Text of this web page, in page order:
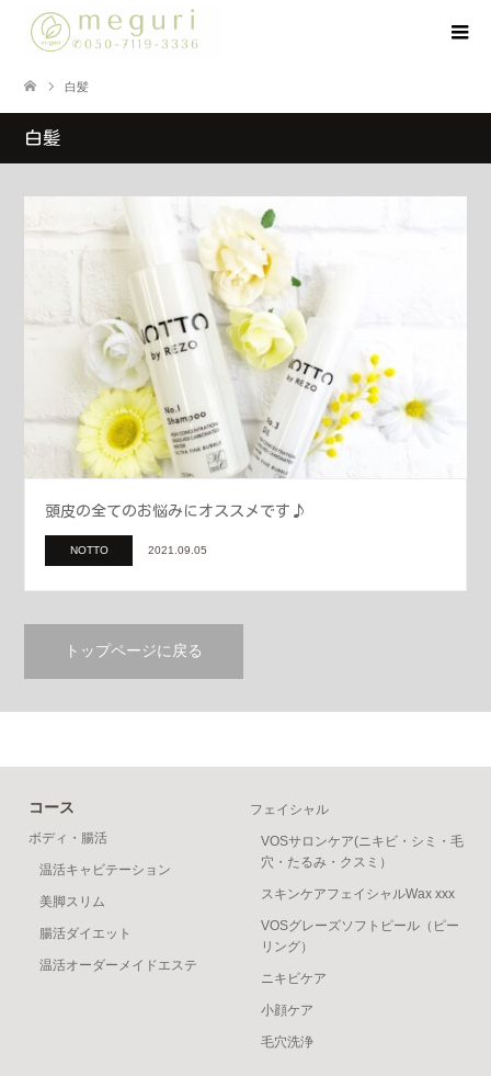
白髪
白髪
頭皮の全てのお悩みにオススメです♪
NOTTO 2021.09.05
トップページに戻る
コース
ボディ・腸活
温活キャビテーション
美脚スリム
腸活ダイエット
温活オーダーメイドエステ
フェイシャル
VOSサロンケア(ニキビ・シミ・毛
穴・たるみ・クスミ）
スキンケアフェイシャルWax xxx
VOSグレーズソフトピール（ピー
リング）
ニキビケア
小顔ケア
毛穴洗浄